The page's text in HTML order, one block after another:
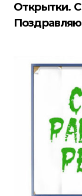
Открытки.